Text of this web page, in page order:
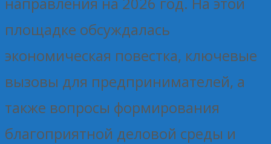
площадке обсуждалась
экономическая повестка, ключевые
вызовы для предпринимателей, а
также вопросы формирования
благоприятной деловой среды и